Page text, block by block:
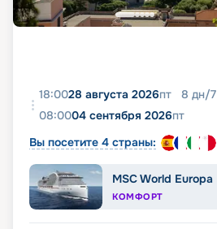
18:0028 августа 2026пт 8 дн/7
08:0004 сентября 2026пт
Вы посетите 4 страны:
MSC World Europa
КОМФОРТ